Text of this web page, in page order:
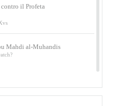
il Profeta
Mahdi al-Muhandis
secondo l’Imam Alì